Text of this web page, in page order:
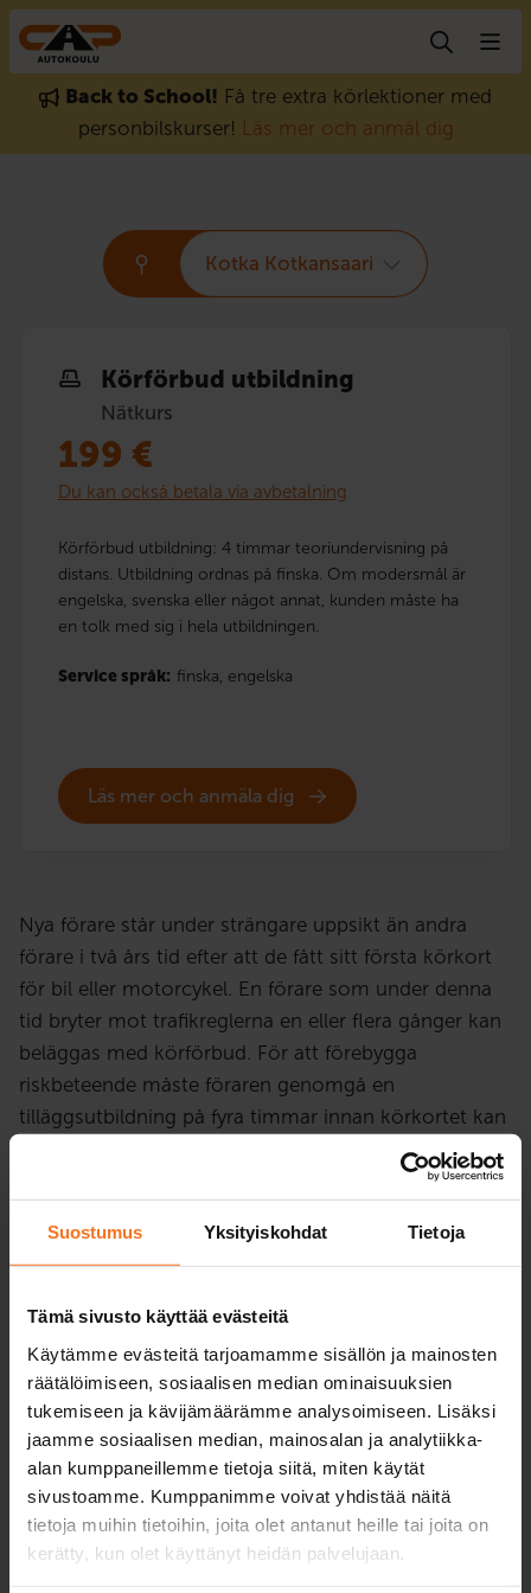
Suostumus Yksityiskohdat Tietoja
Tämä sivusto käyttää evästeitä
Käytämme evästeitä tarjoamamme sisällön ja mainosten
räätälöimiseen, sosiaalisen median ominaisuuksien
tukemiseen ja kävijämäärämme analysoimiseen. Lisäksi
jaamme sosiaalisen median, mainosalan ja analytiikka-
alan kumppaneillemme tietoja siitä, miten käytät
sivustoamme. Kumppanimme voivat yhdistää näitä
tietoja muihin tietoihin, joita olet antanut heille tai joita on
kerätty, kun olet käyttänyt heidän palvelujaan.
Gå till innehåll
Back to School! Få tre extra körlektioner med
personbilskurser! Läs mer och anmäl dig
Kotka Kotkansaari
Körförbud utbildning
Nätkurs
199 €
Du kan också betala via avbetalning
Körförbud utbildning: 4 timmar teoriundervisning på
distans. Utbildning ordnas på finska. Om modersmål är
engelska, svenska eller något annat, kunden måste ha
en tolk med sig i hela utbildningen.
Service språk: finska, engelska
Läs mer och anmäla dig
Nya förare står under strängare uppsikt än andra
förare i två års tid efter att de fått sitt första körkort
för bil eller motorcykel. En förare som under denna
tid bryter mot trafikreglerna en eller flera gånger kan
beläggas med körförbud. För att förebygga
riskbeteende måste föraren genomgå en
tilläggsutbildning på fyra timmar innan körkortet kan
på trafiksäkerheten. Utbildning är teoriutbildning som
omfattar individuella uppgifter och
gruppdiskussioner. Utbildningen omfattar 4 timmar
lektionerna behöves en mikrofon och webbkamera.
Kontrollera att dessa fungerar innan du ansluter dej
till skolningen. Vi rekommenderar att man ankvänder
headset.
Utbildningen kan ske under eller efter körförbudet.